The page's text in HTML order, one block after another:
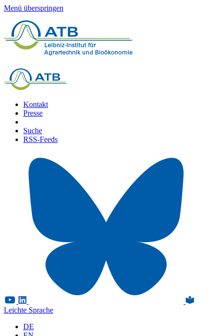
Menü überspringen
Kontakt
Presse
Suche
RSS-Feeds
Leichte Sprache
DE